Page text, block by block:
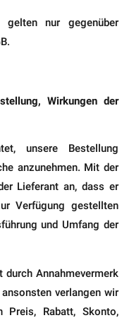
gelten nur gegenüber
Wirkungen der
unsere Bestellung
anzunehmen. Mit der
Lieferant an, dass er
Verfügung gestellten
und Umfang der
Annahmevermerk
verlan­gen wir
Rabatt, Skonto,